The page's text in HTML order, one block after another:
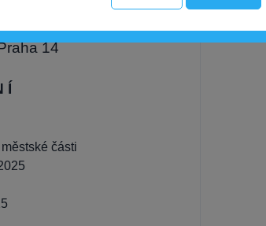
14
Í
části